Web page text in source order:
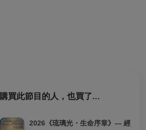
購買此節目的人，也買了...
2026《琉璃光・生命序章》— 經